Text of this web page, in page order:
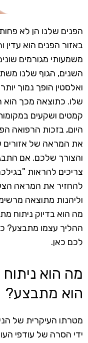
הפנים שלנו הן לא
באזור הפנים הוא עדין
משמעותי מגורמים
השנים, הגוף שלנו
ואלסטין הופך נמוך
שלו. כתוצאה מכך הוא
קמטים ושקעים
היום, בזכות הרפואה
את המראה של אזורים
והצורך שלכם. אם
צריכים להראות
להחזיר את המראה
וליהנות מתוצאה
מה הוא בדיוק ניתוח
ההליך עצמו מתבצע?
לכם כאן.
מה הוא
הוא מתבצע?
מטרתו העיקרית של
ידי הסרה של עודפי